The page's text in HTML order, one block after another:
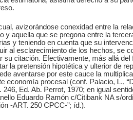
avizorándose conexidad entre la
y aquella que se pregona entre la
y teniendo en cuenta que su
al esclarecimiento de los hechos, se
su citación. Efectivamente, más allá del
la pretensión hipotética y ulterior de
aventarse por este cauce la
economía procesal (conf. Palacio, L.,
246, Ed. Ab. Perrot, 1970; en igual
Eduardo Ramón c/Citibank NA s/
-ART. 250 CPCC-”; íd.).